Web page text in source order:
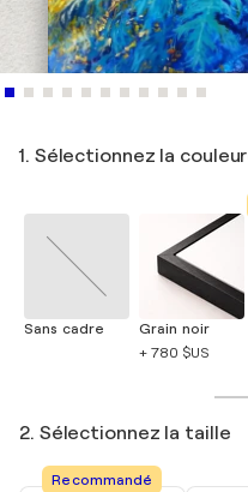
1. Sélectionnez la couleur
Sans cadre
Grain noir
+ 780 $US
2. Sélectionnez la taille
Recommandé